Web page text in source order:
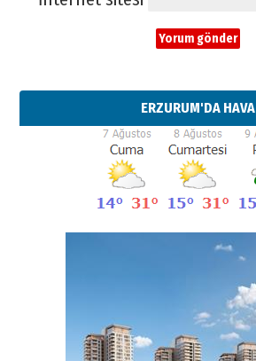
ERZURUM'DA HAVA